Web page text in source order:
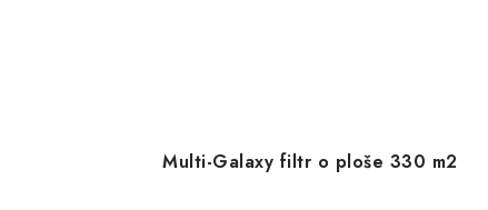
Multi-Galaxy filtr o ploše 330 m2